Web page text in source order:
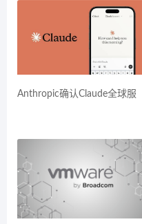
Anthropic确认Claude全球服